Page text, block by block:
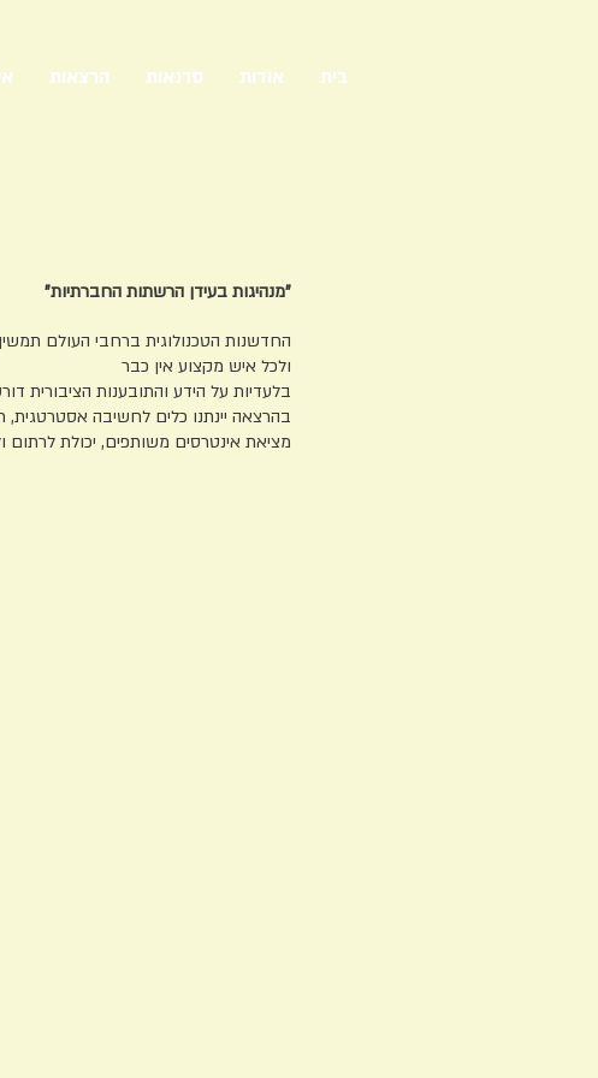
בית אודות סדנאות הרצאות
"מנהיגות בעידן הרשתות החברתיות"
החדשנות הטכנולוגית ברחבי העולם
ולכל איש מקצוע אין כבר
בלעדיות על הידע והתובענות הציבורית
בהרצאה יינתנו כלים לחשיבה
מציאת אינטרסים משותפים, יכולת לרתום